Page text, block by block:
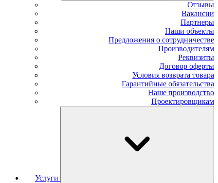
Отзывы
Вакансии
Партнеры
Наши объекты
Предложения о сотрудничестве
Производителям
Реквизиты
Договор оферты
Условия возврата товара
Гарантийные обязательства
Наше производство
Проектировщикам
Услуги